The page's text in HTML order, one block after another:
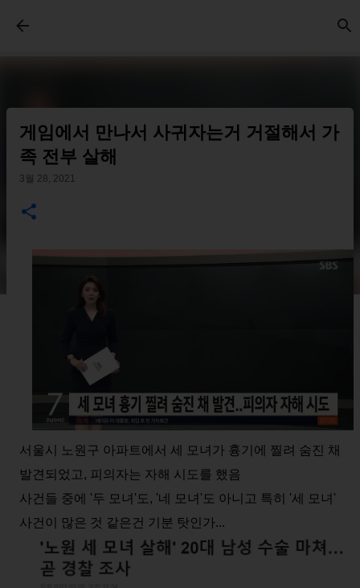
게임에서 만나서 사귀자는거 거절해서 가
족 전부 살해
3월 28, 2021
서울시 노원구 아파트에서 세 모녀가 흉기에 찔려 숨진 채
발견되었고, 피의자는 자해 시도를 했음
사건들 중에 '두 모녀'도, '네 모녀'도 아니고 특히 '세 모녀'
사건이 많은 것 같은건 기분 탓인가...